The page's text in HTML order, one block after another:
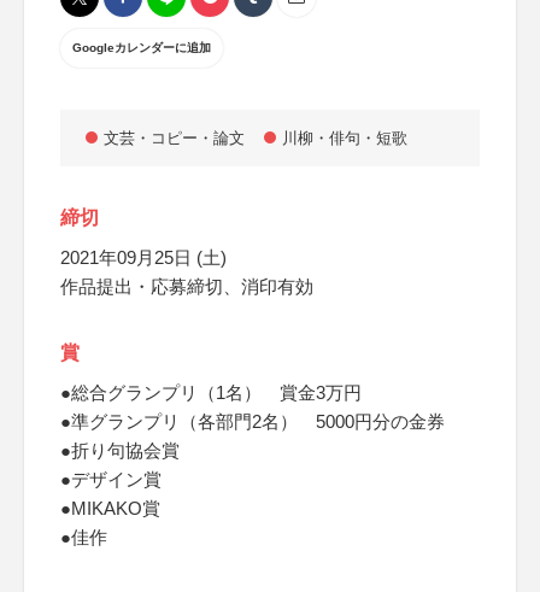
Googleカレンダーに追加
文芸・コピー・論文 川柳・俳句・短歌
締切
2021年09月25日 (土)
作品提出・応募締切、消印有効
賞
●総合グランプリ（1名） 賞金3万円
●準グランプリ（各部門2名） 5000円分の金券
●折り句協会賞
●デザイン賞
●MIKAKO賞
●佳作